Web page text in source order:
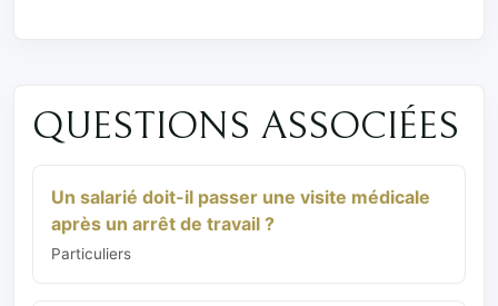
QUESTIONS ASSOCIÉES
Un salarié doit-il passer une visite médicale
après un arrêt de travail ?
Particuliers